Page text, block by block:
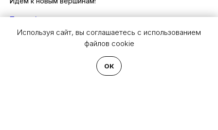
Используя сайт, вы соглашаетесь с использованием
файлов cookie
ОК
Подробнее о премии...